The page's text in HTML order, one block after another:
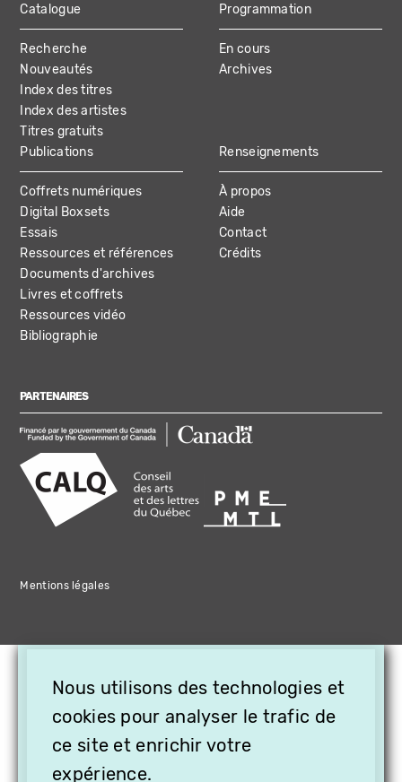
MAIN
NAVIGATION
Catalogue
Recherche
Nouveautés
Index des titres
Index des artistes
Titres gratuits
Programmation
En cours
Archives
Publications
Coffrets numériques
Digital Boxsets
Essais
Ressources et références
Documents d'archives
Livres et coffrets
Ressources vidéo
Bibliographie
Renseignements
À propos
Aide
Contact
Crédits
PARTENAIRES
Mentions légales
Nous utilisons des technologies et
cookies pour analyser le trafic de
ce site et enrichir votre
expérience.
OFFREZ LA VIDÉO EN
CADEAU, ABONNEZ VOS
PROCHES À VITHÈQUE !